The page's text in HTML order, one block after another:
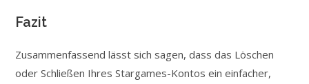
Fazit
Zusammenfassend lässt sich sagen, dass das Löschen
oder Schließen Ihres Stargames-Kontos ein einfacher,